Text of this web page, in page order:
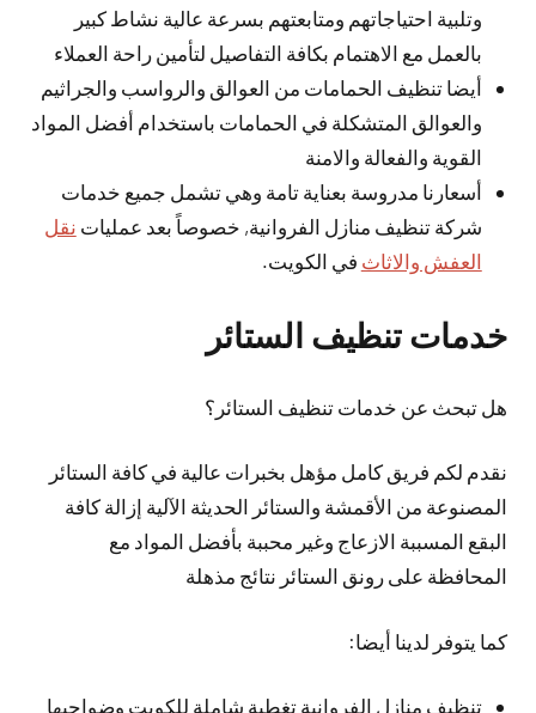
وتلبية احتياجاتهم ومتابعتهم بسرعة عالية نشاط كبير
بالعمل مع الاهتمام بكافة التفاصيل لتأمين راحة العملاء
أيضا تنظيف الحمامات من العوالق والرواسب والجراثيم
والعوالق المتشكلة في الحمامات باستخدام أفضل المواد
القوية والفعالة والامنة
أسعارنا مدروسة بعناية تامة وهي تشمل جميع خدمات
شركة تنظيف منازل الفروانية, خصوصاً بعد عمليات نقل
العفش والاثاث في الكويت.
خدمات تنظيف الستائر
هل تبحث عن خدمات تنظيف الستائر؟
نقدم لكم فريق كامل مؤهل بخبرات عالية في كافة الستائر
المصنوعة من الأقمشة والستائر الحديثة الآلية إزالة كافة
البقع المسببة الازعاج وغير محببة بأفضل المواد مع
المحافظة على رونق الستائر نتائج مذهلة
كما يتوفر لدينا أيضا:
تنظيف منازل الفروانية تغطية شاملة للكويت وضواحيها